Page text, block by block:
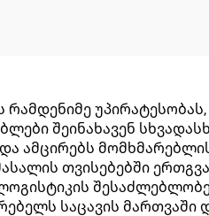
უპირატესობას,
შეინახავენ
ამცირებს
თვისებებში
საცავის მართვაში